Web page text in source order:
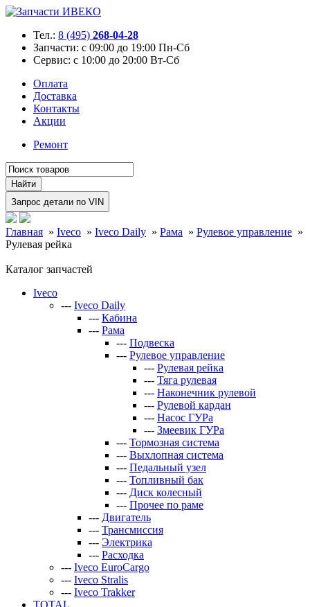
Тел.: 8 (495) 268-04-28
Запчасти: с 09:00 до 19:00 Пн-Сб
Сервис: с 10:00 до 20:00 Вт-Сб
Оплата
Доставка
Контакты
Акции
Ремонт
Главная » Iveco » Iveco Daily » Рама » Рулевое управление »
Рулевая рейка
Каталог запчастей
Iveco
--- Iveco Daily
--- Кабина
--- Рама
--- Подвеска
--- Рулевое управление
--- Рулевая рейка
--- Тяга рулевая
--- Наконечник рулевой
--- Рулевой кардан
--- Насос ГУРа
--- Змеевик ГУРа
--- Тормозная система
--- Выхлопная система
--- Педальный узел
--- Топливный бак
--- Диск колесный
--- Прочее по раме
--- Двигатель
--- Трансмиссия
--- Электрика
--- Расходка
--- Iveco EuroCargo
--- Iveco Stralis
--- Iveco Trakker
TOTAL